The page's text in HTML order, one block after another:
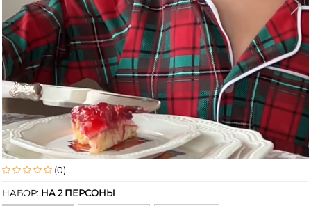
(0)
НАБОР: НА 2 ПЕРСОНЫ